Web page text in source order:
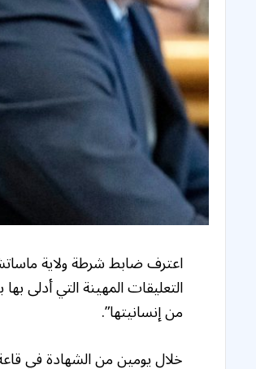
اعترف ضابط شرطة ولاية
التعليقات المهينة التي أدلى
من إنسانيتها”.
خلال يومين من الشهادة في